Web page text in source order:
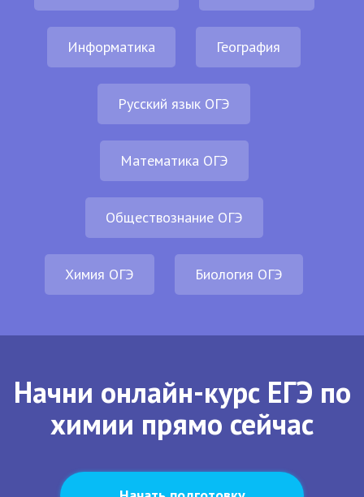
Информатика География
Русский язык ОГЭ
Математика ОГЭ
Обществознание ОГЭ
Химия ОГЭ Биология ОГЭ
Начни онлайн-курс ЕГЭ по
химии прямо сейчас